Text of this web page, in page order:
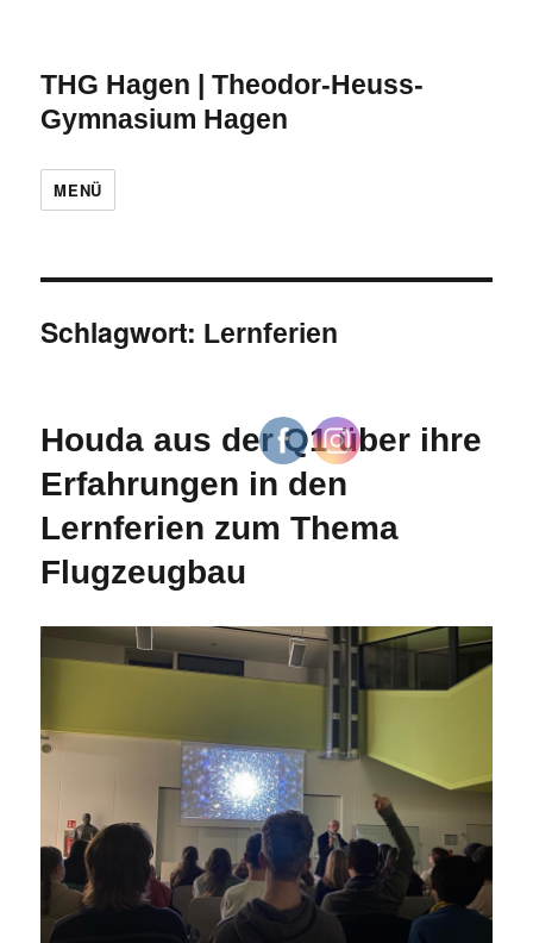
THG Hagen | Theodor-Heuss-
Gymnasium Hagen
MENÜ
Schlagwort: Lernferien
Houda aus der Q1 über ihre
Erfahrungen in den
Lernferien zum Thema
Flugzeugbau